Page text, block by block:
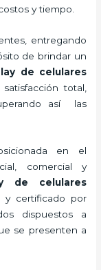
y tiempo.
entregando
de brindar un
de celulares
total,
así las
en el
comercial y
de celulares
y certificado por
dispuestos a
se presenten a